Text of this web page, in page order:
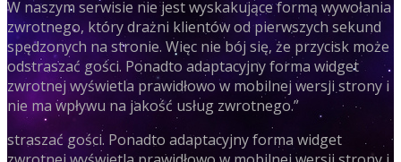
W naszym serwisie nie jest wyskakujące formą wywołania
zwrotnego, który drażni klientów od pierwszych sekund
spędzonych na stronie. Więc nie bój się, że przycisk może
odstraszać gości. Ponadto adaptacyjny forma widget
zwrotnej wyświetla prawidłowo w mobilnej wersji strony i
nie ma wpływu na jakość usług zwrotnego.”
straszać gości. Ponadto adaptacyjny forma widget